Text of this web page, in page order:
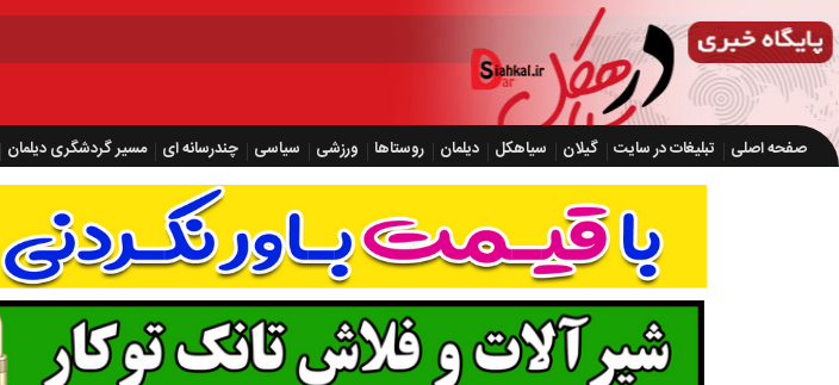
صفحه اصلی تبلیغات در سایت گیلان سیاهکل دیلمان روستاها ورزشی سیاسی چندرسانه ای مسیر گردشگری دیلمان